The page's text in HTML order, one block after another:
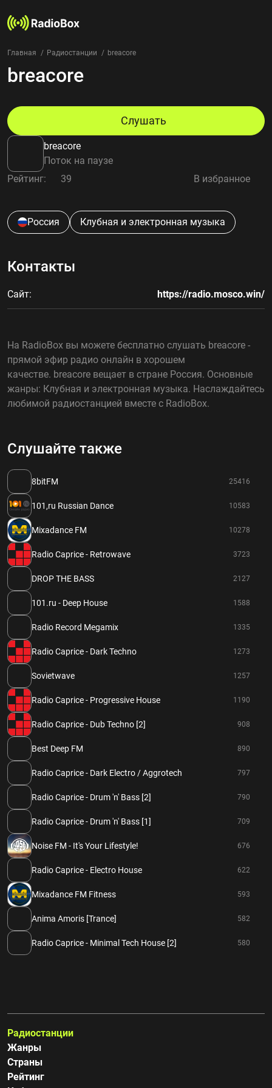
Радиостанции
Страны
Избранное
О нас
Добавить радиостанцию
Конфиденциальность
Главная Радиостанции breacore
breacore
breacore
Поток на паузе
Слушать
Рейтинг: 39 В избранное
Россия Клубная и электронная музыка
Контакты
Сайт: https://radio.mosco.win/
На RadioBox вы можете бесплатно слушать breacore -
прямой эфир радио онлайн в хорошем
качестве. breacore вещает в стране Россия. Основные
жанры: Клубная и электронная музыка. Наслаждайтесь
любимой радиостанцией вместе с RadioBox.
Слушайте также
8bitFM 25416
101,ru Russian Dance 10583
Mixadance FM 10278
Radio Caprice - Retrowave 3723
DROP THE BASS 2127
101.ru - Deep House 1588
Radio Record Megamix 1335
Radio Caprice - Dark Techno 1273
Sovietwave 1257
Radio Caprice - Progressive House 1190
Radio Caprice - Dub Techno [2] 908
Best Deep FM 890
Radio Caprice - Dark Electro / Aggrotech 797
Radio Caprice - Drum 'n' Bass [2] 790
Radio Caprice - Drum 'n' Bass [1] 709
Noise FM - It's Your Lifestyle! 676
Radio Caprice - Electro House 622
Mixadance FM Fitness 593
Anima Amoris [Trance] 582
Radio Caprice - Minimal Tech House [2] 580
Радиостанции
Жанры
Страны
Рейтинг